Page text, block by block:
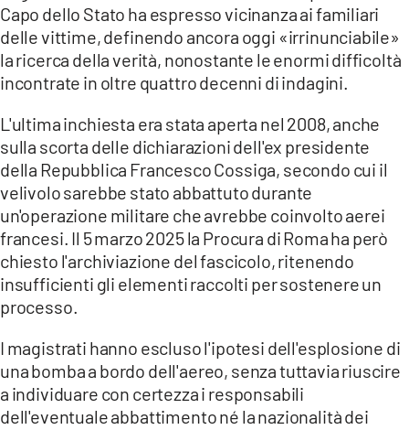
Capo dello Stato ha espresso vicinanza ai familiari
delle vittime, definendo ancora oggi «irrinunciabile»
la ricerca della verità, nonostante le enormi difficoltà
incontrate in oltre quattro decenni di indagini.
L'ultima inchiesta era stata aperta nel 2008, anche
sulla scorta delle dichiarazioni dell'ex presidente
della Repubblica Francesco Cossiga, secondo cui il
velivolo sarebbe stato abbattuto durante
un'operazione militare che avrebbe coinvolto aerei
francesi. Il 5 marzo 2025 la Procura di Roma ha però
chiesto l'archiviazione del fascicolo, ritenendo
insufficienti gli elementi raccolti per sostenere un
processo.
I magistrati hanno escluso l'ipotesi dell'esplosione di
una bomba a bordo dell'aereo, senza tuttavia riuscire
a individuare con certezza i responsabili
dell'eventuale abbattimento né la nazionalità dei